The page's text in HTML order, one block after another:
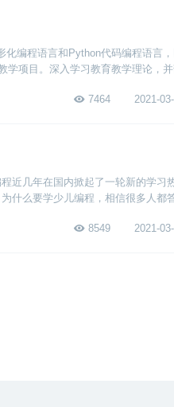
编程语言和Python代码编程语言
项目。深入学习教育教学理论，
7464
2021-
近几年在国内掀起了一轮新的学习
什么要学少儿编程，相信很多人都
8549 2021-